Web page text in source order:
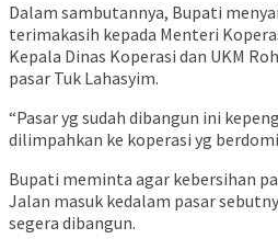
Dalam sambutannya, Bupati
terimakasih kepada Menteri
Kepala Dinas Koperasi dan UKM
pasar Tuk Lahasyim.
“Pasar yg sudah dibangun ini
dilimpahkan ke koperasi yg
Bupati meminta agar kebersihan
Jalan masuk kedalam pasar
segera dibangun.